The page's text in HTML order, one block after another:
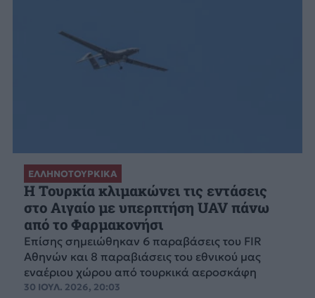
ΕΛΛΗΝΟΤΟΥΡΚΙΚΑ
Η Τουρκία κλιμακώνει τις εντάσεις
στο Αιγαίο με υπερπτήση UAV πάνω
από το Φαρμακονήσι
Επίσης σημειώθηκαν 6 παραβάσεις του FIR
Αθηνών και 8 παραβιάσεις του εθνικού μας
εναέριου χώρου από τουρκικά αεροσκάφη
30 ΙΟΥΛ. 2026, 20:03